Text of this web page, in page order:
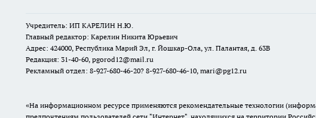
Учредитель: ИП КАРЕЛИН Н.Ю.
Главный редактор: Карелин Никита Юрьевич
Адрес: 424000, Республика Марий Эл, г. Йошкар-Ола, ул. Палантая, д. 63В
Редакция: 31-40-60, pgorod12@mail.ru
Рекламный отдел: 8-927-680-46-20? 8-927-680-46-10, mari@pg12.ru
«На информационном ресурсе применяются рекомендательные технологии